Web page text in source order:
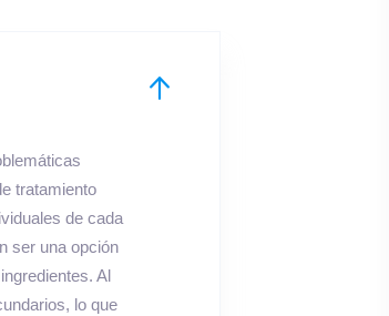
tratamiento
de cada
ser una opción
Al
lo que